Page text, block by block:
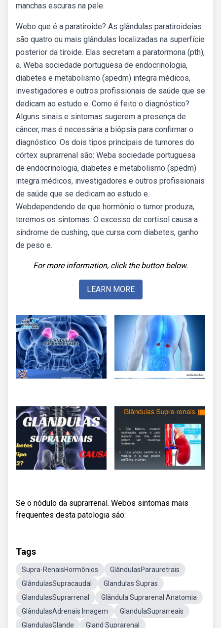
manchas escuras na pele.
Webo que é a paratiroide? As glândulas paratiroideias
são quatro ou mais glândulas localizadas na superfície
posterior da tiroide. Elas secretam a paratormona (pth),
a. Weba sociedade portuguesa de endocrinologia,
diabetes e metabolismo (spedm) integra médicos,
investigadores e outros profissionais de saúde que se
dedicam ao estudo e. Como é feito o diagnóstico?
Alguns sinais e sintomas sugerem a presença de
câncer, mas é necessária a biópsia para confirmar o
diagnóstico. Os dois tipos principais de tumores do
córtex suprarrenal são: Weba sociedade portuguesa
de endocrinologia, diabetes e metabolismo (spedm)
integra médicos, investigadores e outros profissionais
de saúde que se dedicam ao estudo e.
Webdependendo de que hormônio o tumor produza,
teremos os sintomas: O excesso de cortisol causa a
síndrome de cushing, que cursa com diabetes, ganho
de peso e.
For more information, click the button below.
LEARN MORE
Se o nódulo da suprarrenal. Webos sintomas mais
frequentes desta patologia são:
Tags
Supra-RenaisHormônios
GlândulasParauretrais
GlândulasSupracaudal
Glandulas Supras
GlandulasSuprarrenal
Glândula Suprarenal Anatomia
GlândulasAdrenais Imagem
GlandulaSuprarreais
GlandulasGlande
Gland Suprarenal